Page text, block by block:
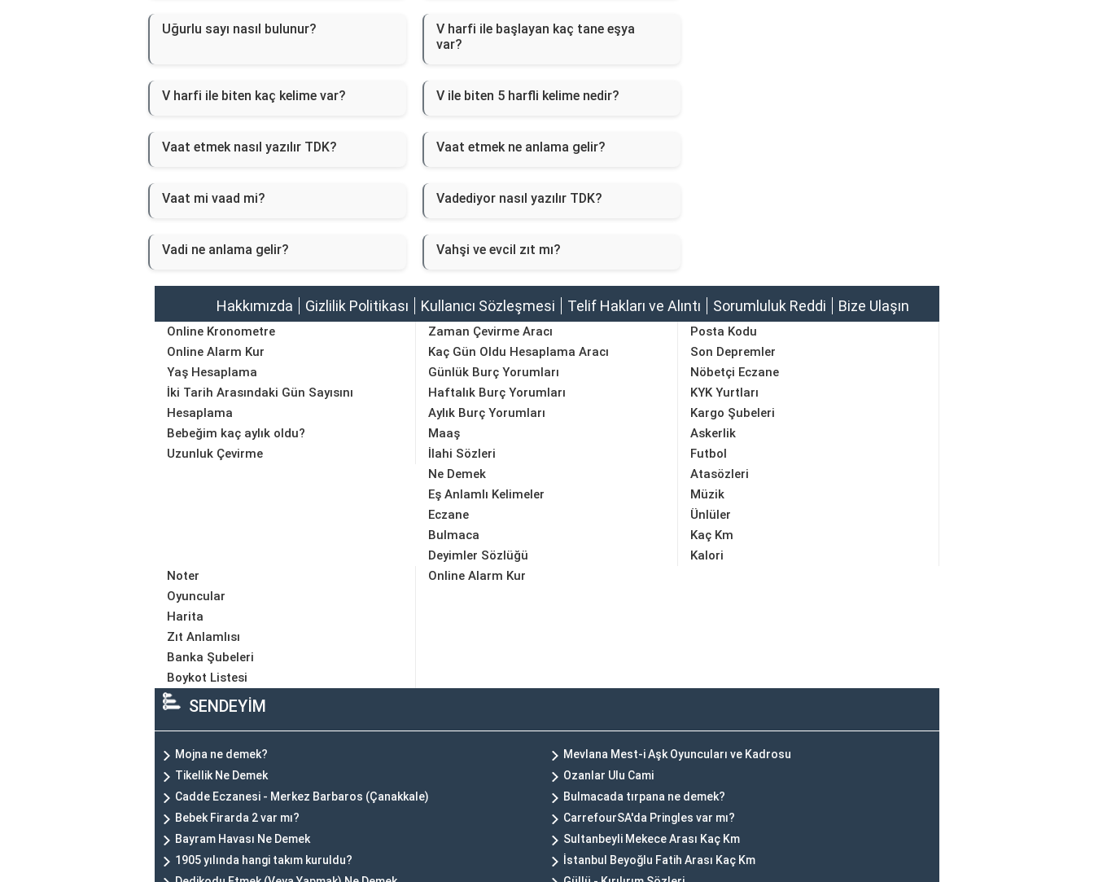
Uğurlu sayı nasıl bulunur?
V harfi ile başlayan kaç tane eşya
var?
V harfi ile biten kaç kelime var? V ile biten 5 harfli kelime nedir?
Vaat etmek nasıl yazılır TDK? Vaat etmek ne anlama gelir?
Vaat mi vaad mi? Vadediyor nasıl yazılır TDK?
Vadi ne anlama gelir? Vahşi ve evcil zıt mı?
Hakkımızda Gizlilik Politikası Kullanıcı Sözleşmesi Telif Hakları ve Alıntı Sorumluluk Reddi Bize Ulaşın
Online Kronometre
Online Alarm Kur
Yaş Hesaplama
İki Tarih Arasındaki Gün Sayısını
Hesaplama
Bebeğim kaç aylık oldu?
Uzunluk Çevirme
Zaman Çevirme Aracı
Kaç Gün Oldu Hesaplama Aracı
Günlük Burç Yorumları
Haftalık Burç Yorumları
Aylık Burç Yorumları
Maaş
Posta Kodu
Son Depremler
Nöbetçi Eczane
KYK Yurtları
Kargo Şubeleri
Askerlik
İlahi Sözleri
Ne Demek
Eş Anlamlı Kelimeler
Eczane
Bulmaca
Deyimler Sözlüğü
Futbol
Atasözleri
Müzik
Ünlüler
Kaç Km
Kalori
Noter
Oyuncular
Harita
Zıt Anlamlısı
Banka Şubeleri
Boykot Listesi
Online Alarm Kur
SENDEYİM
Mojna ne demek?
Mevlana Mest-i Aşk Oyuncuları ve Kadrosu
Tikellik Ne Demek
Ozanlar Ulu Cami
Cadde Eczanesi - Merkez Barbaros (Çanakkale)
Bulmacada tırpana ne demek?
Bebek Firarda 2 var mı?
CarrefourSA'da Pringles var mı?
Bayram Havası Ne Demek
Sultanbeyli Mekece Arası Kaç Km
1905 yılında hangi takım kuruldu?
İstanbul Beyoğlu Fatih Arası Kaç Km